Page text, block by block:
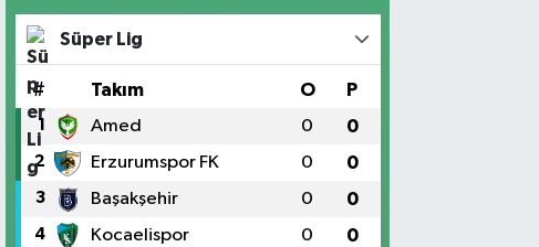
Süper Lig
# Takım O P
1 Amed 0 0
2 Erzurumspor FK 0 0
3 Başakşehir 0 0
4 Kocaelispor 0 0